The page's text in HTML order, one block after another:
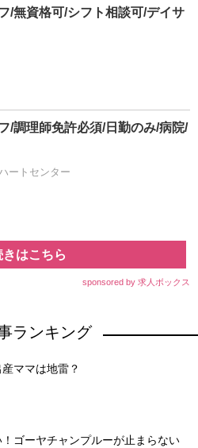
/無資格可/シフト相談可/デイサ
/調理師免許必須/日勤のみ/病院/
ートセンター
きはこちら
sponsored by 求人ボックス
ランキング
ママは地雷？
ゴーヤチャンプルーが止まらない